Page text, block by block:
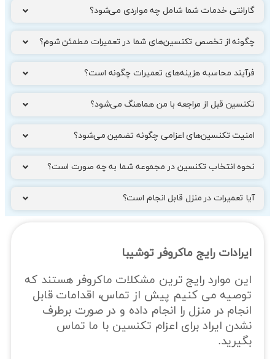
گارانتی خدمات شما شامل چه مواردی می‌شود؟
چگونه از تخصص تکنسین‌های شما در تعمیرات مطمئن شوم؟
فرآیند محاسبه هزینه‌های تعمیرات چگونه است؟
تکنسین قبل از مراجعه با من هماهنگ می‌شود؟
امنیت تکنسین‌های اعزامی چگونه تضمین می‌شود؟
نحوه انتخاب تکنسین در مجموعه شما به چه صورت است؟
آیا تعمیرات در منزل قابل انجام است؟
ایرادات رایج ماکروفر توشیبا
این موارد رایج ترین مشکلات ماکروفر هستند که
توصیه می کنیم پیش از تماس، اقدامات قابل
انجام در منزل را انجام داده و در صورت برطرف
نشدن ایراد برای اعزام تکنسین با ما تماس
بگیرید.